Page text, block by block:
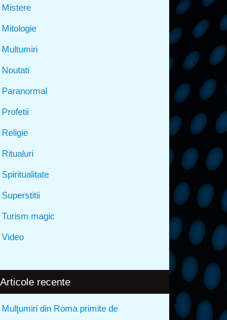
Mistere
Mitologie
Multumiri
Noutati
Paranormal
Profetii
Religie
Ritualuri
Spiritualitate
Superstitii
Turism magic
Video
Articole recente
Mulţumiri din Roma primite de